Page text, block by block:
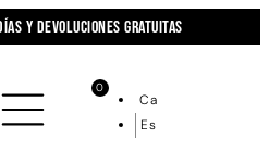
y devoluciones gratuitas
0
Ca
Es